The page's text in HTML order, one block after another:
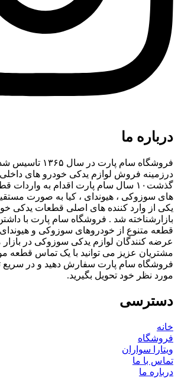
درباره ما
فروشگاه سام پارت در
درزمینه فروش لوازم یدکی خودرو های داخلی
گذشت۱۰ سال سام پارت اقدام به
های سوزوکی ، هیوندای ، کیا به صورت
یکی از وارد کننده های اصلی قطعات یدکی
قطعه متنوع از خودروهای سوزوکی و هیوندای
عرضه کنندگان لوازم یدکی سوزوکی در
مشتریان عزیز می توانید با یک تماس قطعه
فروشگاه سام پارت سفارش دهید و در سریع
مورد نظر خود تحویل بگیرید.
دسترسی
خانه
فروشگاه
ویتارا سواران
تماس با ما
درباره ما